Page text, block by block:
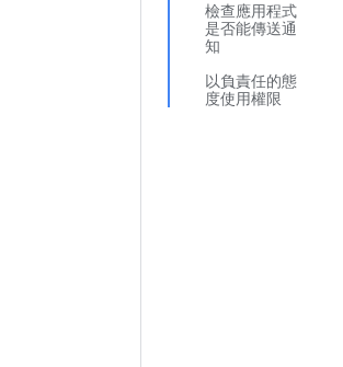
檢查應用程式
是否能傳送通
知
以負責任的態
度使用權限